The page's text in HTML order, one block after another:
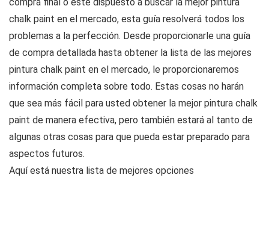
chalk paint en el mercado, esta guía resolverá todos los
problemas a la perfección. Desde proporcionarle una guía
de compra detallada hasta obtener la lista de las mejores
pintura chalk paint en el mercado, le proporcionaremos
información completa sobre todo. Estas cosas no harán
que sea más fácil para usted obtener la mejor pintura chalk
paint de manera efectiva, pero también estará al tanto de
algunas otras cosas para que pueda estar preparado para
aspectos futuros.
Aquí está nuestra lista de mejores opciones